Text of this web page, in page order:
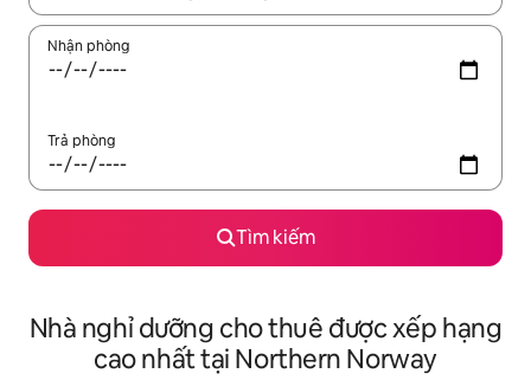
Nhận phòng
Trả phòng
Tìm kiếm
Nhà nghỉ dưỡng cho thuê được xếp hạng
cao nhất tại Northern Norway